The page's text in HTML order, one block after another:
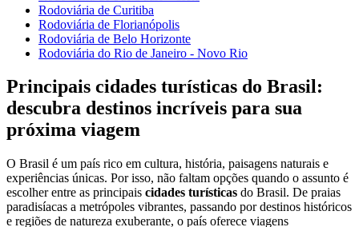
Rodoviária de Curitiba
Rodoviária de Florianópolis
Rodoviária de Belo Horizonte
Rodoviária do Rio de Janeiro - Novo Rio
Principais cidades turísticas do Brasil:
descubra destinos incríveis para sua
próxima viagem
O Brasil é um país rico em cultura, história, paisagens naturais e
experiências únicas. Por isso, não faltam opções quando o assunto é
escolher entre as principais cidades turísticas do Brasil. De praias
paradisíacas a metrópoles vibrantes, passando por destinos históricos
e regiões de natureza exuberante, o país oferece viagens